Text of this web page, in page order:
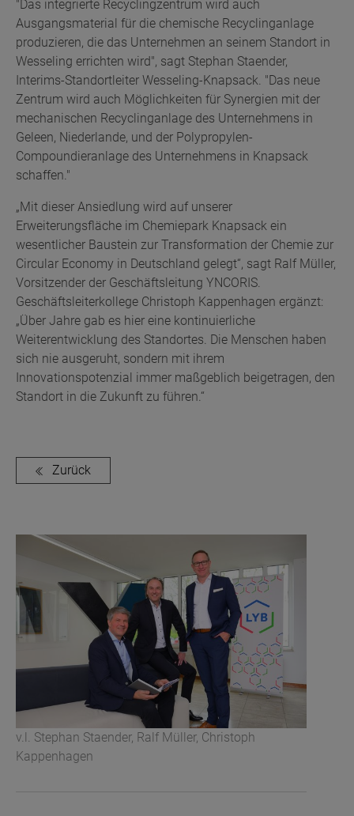
"Das integrierte Recyclingzentrum wird auch
Ausgangsmaterial für die chemische Recyclinganlage
produzieren, die das Unternehmen an seinem Standort in
Wesseling errichten wird", sagt Stephan Staender,
Interims-Standortleiter Wesseling-Knapsack. "Das neue
Zentrum wird auch Möglichkeiten für Synergien mit der
mechanischen Recyclinganlage des Unternehmens in
Geleen, Niederlande, und der Polypropylen-
Compoundieranlage des Unternehmens in Knapsack
schaffen."
„Mit dieser Ansiedlung wird auf unserer
Erweiterungsfläche im Chemiepark Knapsack ein
wesentlicher Baustein zur Transformation der Chemie zur
Circular Economy in Deutschland gelegt“, sagt Ralf Müller,
Vorsitzender der Geschäftsleitung YNCORIS.
Geschäftsleiterkollege Christoph Kappenhagen ergänzt:
„Über Jahre gab es hier eine kontinuierliche
Weiterentwicklung des Standortes. Die Menschen haben
sich nie ausgeruht, sondern mit ihrem
Innovationspotenzial immer maßgeblich beigetragen, den
Standort in die Zukunft zu führen.“
Zurück
v.l. Stephan Staender, Ralf Müller, Christoph
Kappenhagen